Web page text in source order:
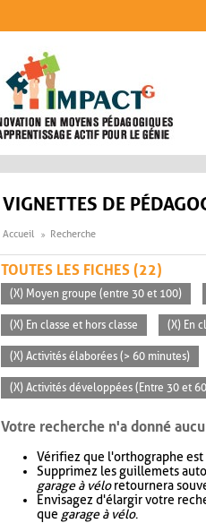
VIGNETTES DE
Accueil Recherche
TOUTES LES FICHES (22)
(X) Moyen groupe (entre 30 et 100)
(X) En classe et hors classe (X) En
(X) Activités élaborées (> 60 minutes)
(X) Activités développées (Entre 30 et
Votre recherche n'a donné
Vérifiez que l'orthographe
Supprimez les guillemets
garage à véloretournera
Envisagez d'élargir votre
que garage à vélo.